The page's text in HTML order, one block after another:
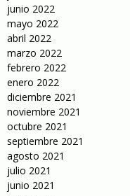
junio 2022
mayo 2022
abril 2022
marzo 2022
febrero 2022
enero 2022
diciembre 2021
noviembre 2021
octubre 2021
septiembre 2021
agosto 2021
julio 2021
junio 2021